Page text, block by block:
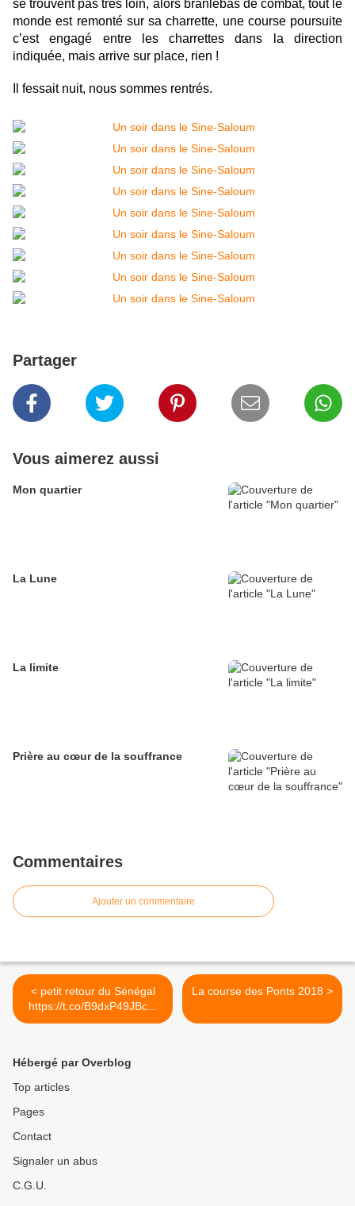
se trouvent pas très loin, alors branlebas de combat, tout le
monde est remonté sur sa charrette, une course poursuite
c’est engagé entre les charrettes dans la direction
indiquée, mais arrive sur place, rien !
Il fessait nuit, nous sommes rentrés.
Partager
Vous aimerez aussi
Mon quartier
La Lune
La limite
Prière au cœur de la souffrance
Commentaires
Ajouter un commentaire
< petit retour du Sénégal
https://t.co/B9dxP49JBc...
La course des Ponts 2018 >
Hébergé par Overblog
Top articles
Pages
Contact
Signaler un abus
C.G.U.